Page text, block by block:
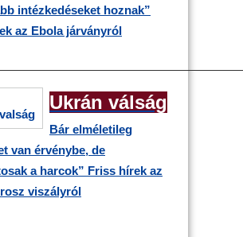
intézkedéseket hoznak”
az Ebola járványról
Ukrán válság
Bár elméletileg
van érvénybe, de
a harcok” Friss hírek az
viszályról